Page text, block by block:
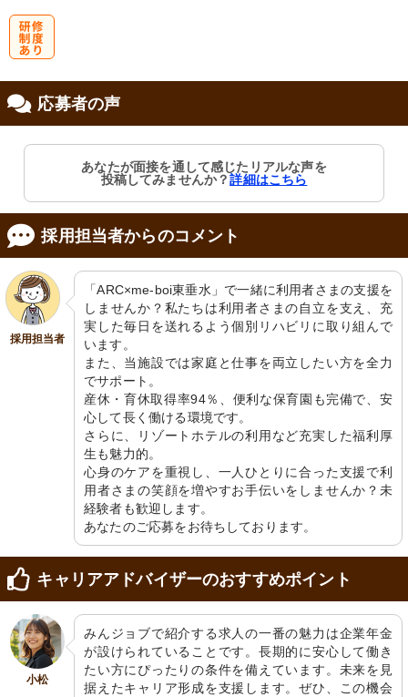
応募者の声
あなたが面接を通して感じたリアルな声を
投稿してみませんか？詳細はこちら
採用担当者からのコメント
採用担当者
「ARC×me-boi東垂水」で一緒に利用者さまの支援を
しませんか？私たちは利用者さまの自立を支え、充
実した毎日を送れるよう個別リハビリに取り組んで
います。
また、当施設では家庭と仕事を両立したい方を全力
でサポート。
産休・育休取得率94％、便利な保育園も完備で、安
心して長く働ける環境です。
さらに、リゾートホテルの利用など充実した福利厚
生も魅力的。
心身のケアを重視し、一人ひとりに合った支援で利
用者さまの笑顔を増やすお手伝いをしませんか？未
経験者も歓迎します。
あなたのご応募をお待ちしております。
キャリアアドバイザーのおすすめポイント
小松
みんジョブで紹介する求人の一番の魅力は企業年金
が設けられていることです。長期的に安心して働き
たい方にぴったりの条件を備えています。未来を見
据えたキャリア形成を支援します。ぜひ、この機会